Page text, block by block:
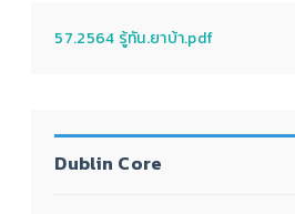
57.2564 รู้ทัน.ยาบ้า.pdf
Dublin Core